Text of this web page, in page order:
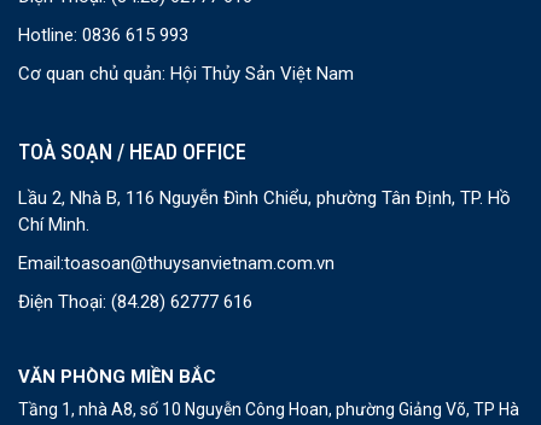
Hotline: 0836 615 993
Cơ quan chủ quản: Hội Thủy Sản Việt Nam
TOÀ SOẠN / HEAD OFFICE
Lầu 2, Nhà B, 116 Nguyễn Đình Chiểu, phường Tân Định, TP. Hồ
Chí Minh.
Email:toasoan@thuysanvietnam.com.vn
Điện Thoại: (84.28) 62777 616
VĂN PHÒNG MIỀN BẮC
Tầng 1, nhà A8, số 10 Nguyễn Công Hoan, phường Giảng Võ, TP Hà